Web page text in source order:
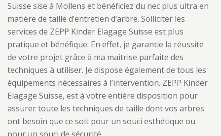
Suisse sise à Mollens et bénéficiez du nec plus ultra en
matière de taille d’entretien d’arbre. Solliciter les
services de ZEPP Kinder Elagage Suisse est plus
pratique et bénéfique. En effet, je garantie la réussite
de votre projet grâce à ma maitrise parfaite des
techniques à utiliser. Je dispose également de tous les
équipements nécessaires à l’intervention. ZEPP Kinder
Elagage Suisse, est à votre entière disposition pour
assurer toute les techniques de taille dont vos arbres
ont besoin que ce soit pour un souci esthétique ou